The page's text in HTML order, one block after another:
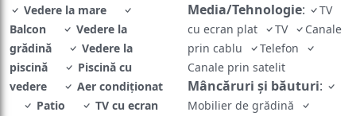
Vedere la mare
Balcon
Vedere la
grădină
Vedere la
piscină
Piscină cu
vedere
Aer condiţionat
Patio
TV cu ecran
Media/Tehnologie:
TV
cu ecran plat
TV
Canale
prin cablu
Telefon
Canale prin satelit
Mâncăruri și băuturi:
Mobilier de grădină